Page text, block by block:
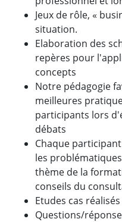
Jeux de rôle, «
situation.
Elaboration des
repères pour
concepts
Notre pédagogie
meilleures
participants lors
débats
Chaque
les
thème de la
conseils du
Etudes cas
Questions/